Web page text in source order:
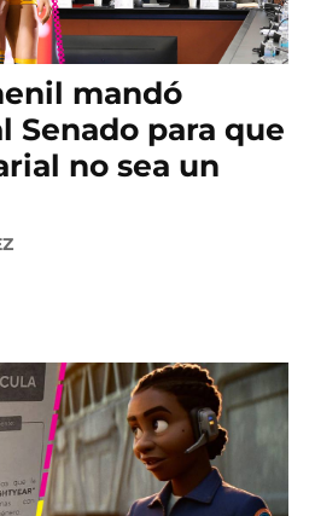
mandó
Senado para que
no sea un